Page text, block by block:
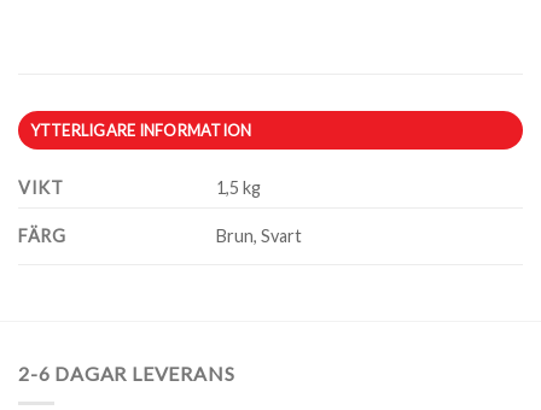
YTTERLIGARE INFORMATION
VIKT 1,5 kg
FÄRG Brun, Svart
2-6 DAGAR LEVERANS